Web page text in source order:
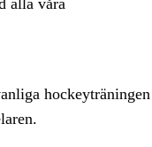
hockeyträningen